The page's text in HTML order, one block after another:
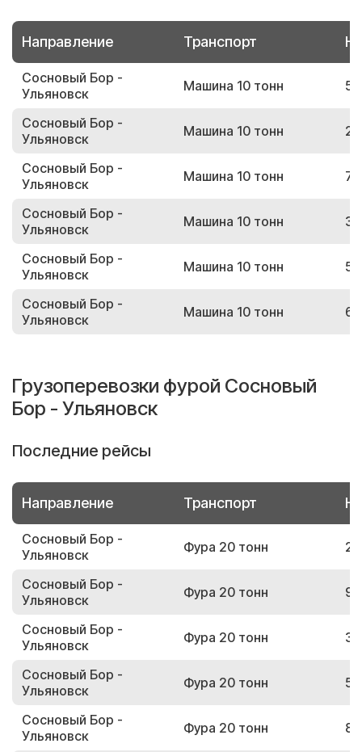
Направление Транспорт
Сосновый Бор -
Ульяновск
Машина 10 тонн
Сосновый Бор -
Ульяновск
Машина 10 тонн
Сосновый Бор -
Ульяновск
Машина 10 тонн
Сосновый Бор -
Ульяновск
Машина 10 тонн
Сосновый Бор -
Ульяновск
Машина 10 тонн
Сосновый Бор -
Ульяновск
Машина 10 тонн
Грузоперевозки фурой Сосновый
Бор - Ульяновск
Последние рейсы
Направление Транспорт
Сосновый Бор -
Ульяновск
Фура 20 тонн
Сосновый Бор -
Ульяновск
Фура 20 тонн
Сосновый Бор -
Ульяновск
Фура 20 тонн
Сосновый Бор -
Ульяновск
Фура 20 тонн
Сосновый Бор -
Ульяновск
Фура 20 тонн